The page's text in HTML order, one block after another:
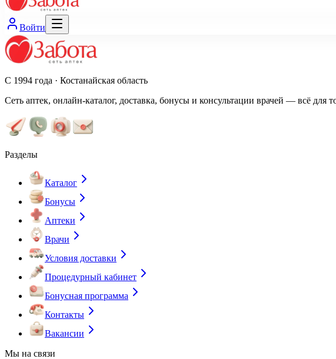
Войти
С 1994 года · Костанайская область
Сеть аптек, онлайн-каталог, доставка, бонусы и консультации врачей — всё для
Разделы
Каталог
Бонусы
Аптеки
Врачи
Условия доставки
Процедурный кабинет
Бонусная программа
Контакты
Вакансии
Мы на связи